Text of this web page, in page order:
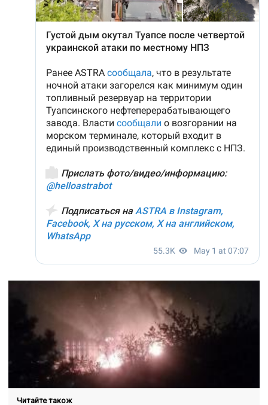
Читайте також